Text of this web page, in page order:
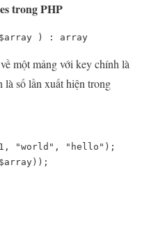
trong PHP
$array ) : array
một mảng với key chính là
là số lần xuất hiện trong
"world", "hello");